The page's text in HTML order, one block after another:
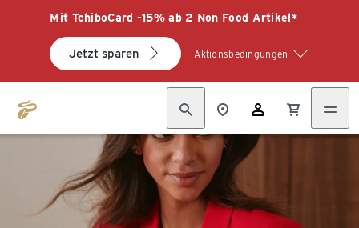
Mit TchiboCard -15% ab 2 Non Food Artikel*
Jetzt sparen Aktionsbedingungen